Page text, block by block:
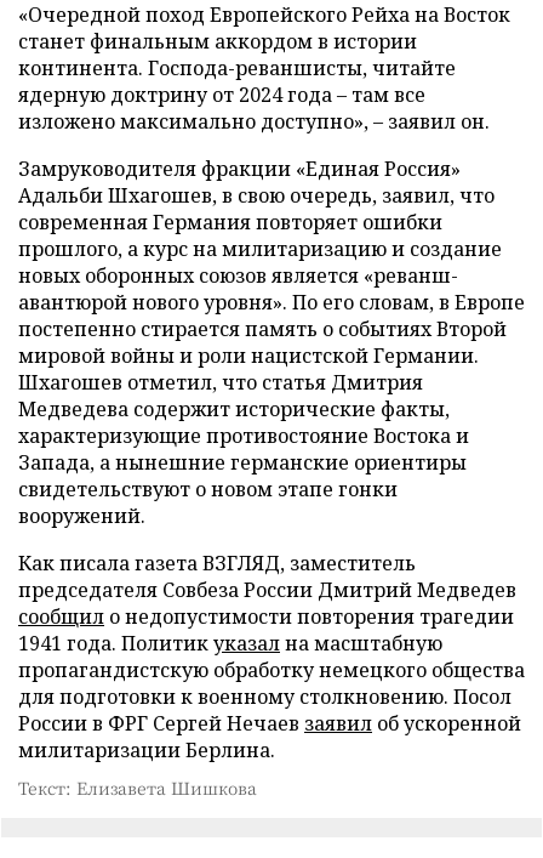
«Очередной поход Европейского Рейха на Восток
станет финальным аккордом в истории
континента. Господа-реваншисты, читайте
ядерную доктрину от 2024 года – там все
изложено максимально доступно», – заявил он.
Замруководителя фракции «Единая Россия»
Адальби Шхагошев, в свою очередь, заявил, что
современная Германия повторяет ошибки
прошлого, а курс на милитаризацию и создание
новых оборонных союзов является «реванш-
авантюрой нового уровня». По его словам, в Европе
постепенно стирается память о событиях Второй
мировой войны и роли нацистской Германии.
Шхагошев отметил, что статья Дмитрия
Медведева содержит исторические факты,
характеризующие противостояние Востока и
Запада, а нынешние германские ориентиры
свидетельствуют о новом этапе гонки
вооружений.
Как писала газета ВЗГЛЯД, заместитель
председателя Совбеза России Дмитрий Медведев
сообщил о недопустимости повторения трагедии
1941 года. Политикуказална масштабную
пропагандистскую обработку немецкого общества
для подготовки к военному столкновению. Посол
России в ФРГ Сергей Нечаев заявил об ускоренной
милитаризации Берлина.
Текст: Елизавета Шишкова